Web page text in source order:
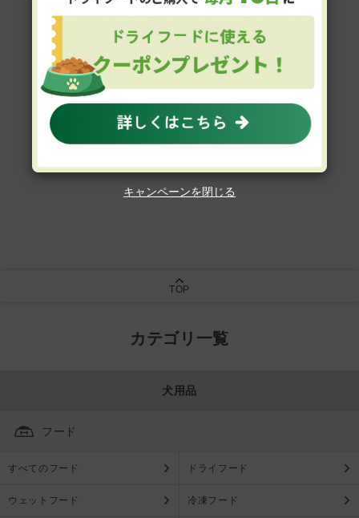
おすすめ商品
キャンペーンを閉じる
TOP
カテゴリ一覧
犬用品
フード
すべてのフード ドライフード
ウェットフード 冷凍フード